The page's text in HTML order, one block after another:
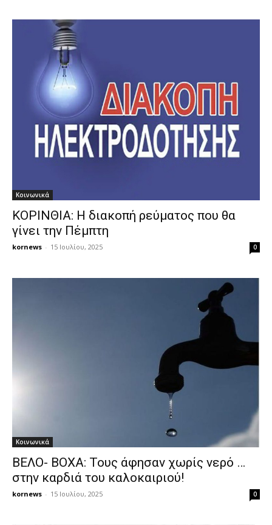
Κοινωνικά
ΚΟΡΙΝΘΙΑ: Η διακοπή ρεύματος που θα
γίνει την Πέμπτη
kornews - 15 Ιουλίου, 2025 0
Κοινωνικά
ΒΕΛΟ- ΒΟΧΑ: Τους άφησαν χωρίς νερό …
στην καρδιά του καλοκαιριού!
kornews - 15 Ιουλίου, 2025 0